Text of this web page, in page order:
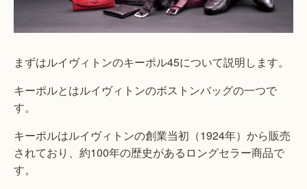
まずはルイヴィトンのキーポル45について説明します。
キーポルとはルイヴィトンのボストンバッグの一つで
す。
キーポルはルイヴィトンの創業当初（1924年）から販売
されており、約100年の歴史があるロングセラー商品で
す。